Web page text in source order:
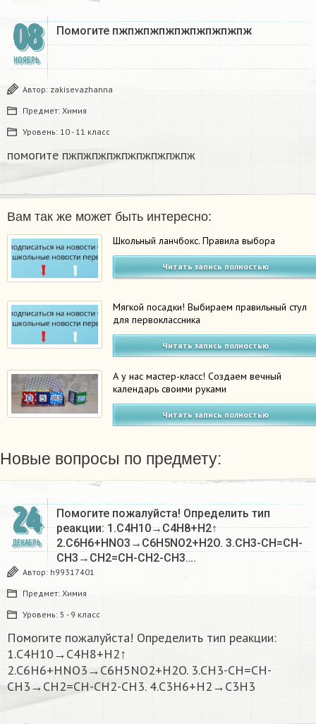
08
НОЯБРЬ
Помогите пжпжпжпжпжпжпжпжпж​
Автор: zakisevazhanna
Предмет: Химия
Уровень: 10 - 11 класс
помогите пжпжпжпжпжпжпжпжпж​
Вам так же может быть интересно:
Школьный ланчбокс. Правила выбора
Читать запись полностью
Мягкой посадки! Выбираем правильный стул
для первоклассника
Читать запись полностью
А у нас мастер-класс! Создаем вечный
календарь своими руками
Читать запись полностью
Новые вопросы по предмету:
24
ДЕКАБРЬ
Помогите пожалуйста! Определить тип
реакции: 1.C4H10→C4H8+H2↑
2.C6H6+HNO3→C6H5NO2+H2O. 3.CH3-CH=CH-
CH3→CH2=CH-CH2-CH3….
Автор: h99317401
Предмет: Химия
Уровень: 5 - 9 класс
Помогите пожалуйста! Определить тип реакции:
1.C4H10→C4H8+H2↑
2.C6H6+HNO3→C6H5NO2+H2O. 3.CH3-CH=CH-
CH3→CH2=CH-CH2-CH3. 4.C3H6+H2→C3H3